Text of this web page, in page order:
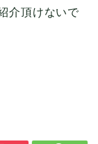
介頂けないで